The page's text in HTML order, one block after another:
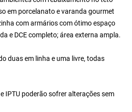
em porcelanato e varanda gourmet
com armários com ótimo espaço
e DCE completo; área externa ampla.
duas em linha e uma livre, todas
IPTU poderão sofrer alterações sem